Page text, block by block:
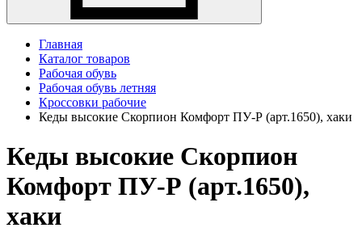
Главная
Каталог товаров
Рабочая обувь
Рабочая обувь летняя
Кроссовки рабочие
Кеды высокие Скорпион Комфорт ПУ-Р (арт.1650), хаки
Кеды высокие Скорпион
Комфорт ПУ-Р (арт.1650),
хаки